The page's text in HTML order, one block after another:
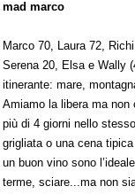
mad marco
Marco 70, Laura 72,
Serena 20, Elsa e Wally
itinerante: mare,
Amiamo la libera ma
più di 4 giorni nello
grigliata o una cena
un buon vino sono
terme, sciare...ma non